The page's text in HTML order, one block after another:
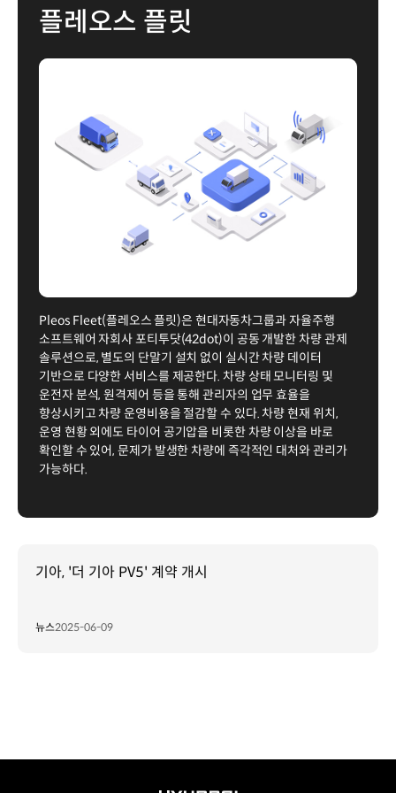
플레오스 플릿
Pleos Fleet(플레오스 플릿)은 현대자동차그룹과 자율주행
소프트웨어 자회사 포티투닷(42dot)이 공동 개발한 차량 관제
솔루션으로, 별도의 단말기 설치 없이 실시간 차량 데이터
기반으로 다양한 서비스를 제공한다. 차량 상태 모니터링 및
운전자 분석, 원격제어 등을 통해 관리자의 업무 효율을
향상시키고 차량 운영비용을 절감할 수 있다. 차량 현재 위치,
운영 현황 외에도 타이어 공기압을 비롯한 차량 이상을 바로
확인할 수 있어, 문제가 발생한 차량에 즉각적인 대처와 관리가
가능하다.
기아, '더 기아 PV5' 계약 개시
뉴스2025-06-09